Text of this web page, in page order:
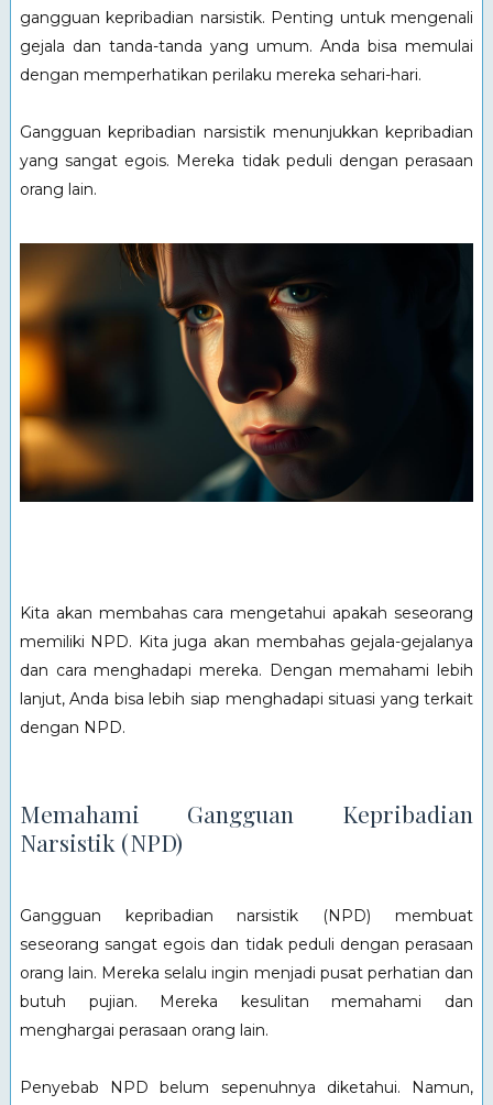
gangguan kepribadian narsistik. Penting untuk mengenali
gejala dan tanda-tanda yang umum. Anda bisa memulai
dengan memperhatikan perilaku mereka sehari-hari.
Gangguan kepribadian narsistik menunjukkan kepribadian
yang sangat egois. Mereka tidak peduli dengan perasaan
orang lain.
Kita akan membahas cara mengetahui apakah seseorang
memiliki NPD. Kita juga akan membahas gejala-gejalanya
dan cara menghadapi mereka. Dengan memahami lebih
lanjut, Anda bisa lebih siap menghadapi situasi yang terkait
dengan NPD.
Memahami Gangguan Kepribadian
Narsistik (NPD)
Gangguan kepribadian narsistik (NPD) membuat
seseorang sangat egois dan tidak peduli dengan perasaan
orang lain. Mereka selalu ingin menjadi pusat perhatian dan
butuh pujian. Mereka kesulitan memahami dan
menghargai perasaan orang lain.
Penyebab NPD belum sepenuhnya diketahui. Namun,